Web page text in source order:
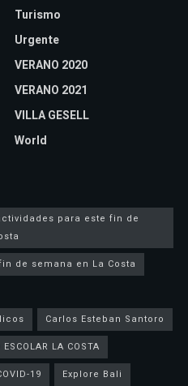
Turismo
Urgente
VERANO 2020
VERANO 2021
VILLA GESELL
World
para este fin de
de semana en La Costa
Carlos Esteban Santoro
ESCOLAR LA COSTA
19
Explore Bali